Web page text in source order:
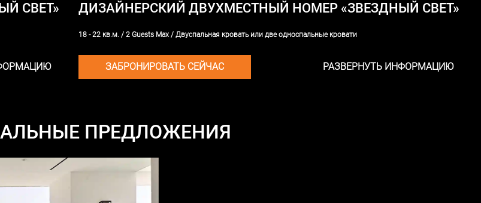
СВЕТ» ДИЗАЙНЕРСКИЙ ДВУХМЕСТНЫЙ НОМЕР «ЗВЕЗДНЫЙ СВЕТ»
18 - 22 кв.м. / 2 Guests Max / Двуспальная кровать или две односпальные кровати
ЗАБРОНИРОВАТЬ СЕЙЧАС РАЗВЕРНУТЬ ИНФОРМАЦИЮ
ПРЕДЛОЖЕНИЯ